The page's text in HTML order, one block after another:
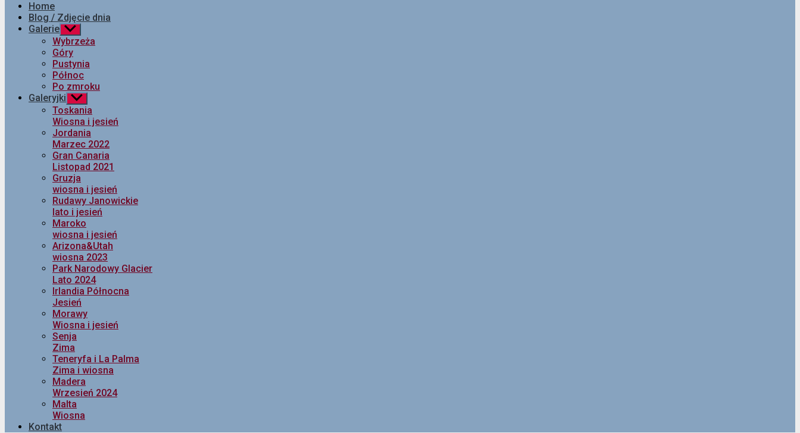
Home
Blog / Zdjęcie dnia
Galerie Pokaż
podmenu
Wybrzeża
Góry
Pustynia
Północ
Po zmroku
Galeryjki Pokaż
podmenu
Toskania
Wiosna i jesień
Jordania
Marzec 2022
Gran Canaria
Listopad 2021
Gruzja
wiosna i jesień
Rudawy Janowickie
lato i jesień
Maroko
wiosna i jesień
Arizona&Utah
wiosna 2023
Park Narodowy Glacier
Lato 2024
Irlandia Północna
Jesień
Morawy
Wiosna i jesień
Senja
Zima
Teneryfa i La Palma
Zima i wiosna
Madera
Wrzesień 2024
Malta
Wiosna
Kontakt